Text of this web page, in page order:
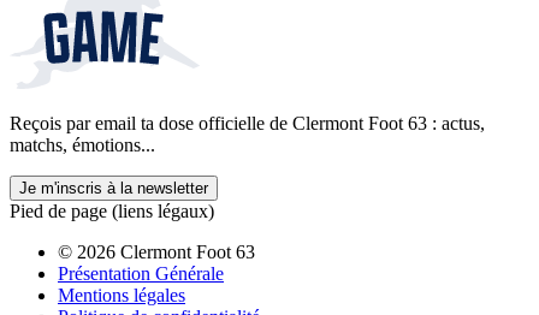
Reçois par email ta dose officielle de Clermont Foot 63 : actus,
matchs, émotions...
Je m'inscris à la newsletter
Pied de page (liens légaux)
© 2026 Clermont Foot 63
Présentation Générale
Mentions légales